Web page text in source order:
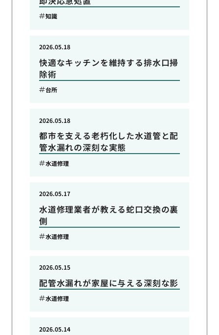
知識
快適なキッチンを維持する排水口掃
除術
2026.05.18
台所
都市を支える老朽化した水道管と配
管水漏れの深刻な実態
2026.05.18
水道修理
水道修理業者が教える蛇口交換の裏
側
2026.05.17
水道修理
配管水漏れが家屋に与える深刻な影
2026.05.15
水道修理
2026.05.14